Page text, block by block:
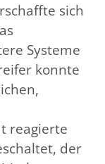
sich
Systeme
konnte
reagierte
der